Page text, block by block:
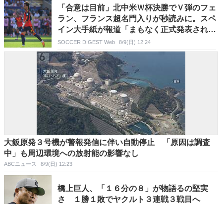
「合意は目前」北中米Ｗ杯決勝でＶ弾のフェ
ラン、フランス超名門入りが秒読みに。スペ
イン大手紙が報道「まもなく正式発表され
る」
SOCCER DIGEST Web 8/9(日) 12:24
大飯原発３号機が警報発信に伴い自動停止 「原因は調査
中」も周辺環境への放射能の影響なし
ABCニュース 8/9(日) 12:23
橋上巨人、「１６分の８」が物語るの堅実
さ １勝１敗でヤクルト３連戦３戦目へ